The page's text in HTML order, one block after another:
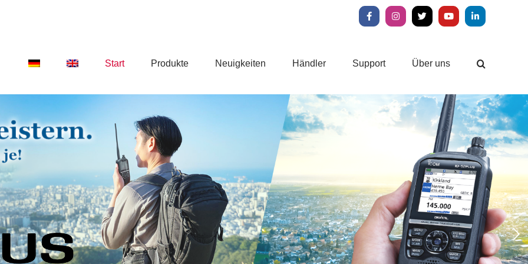
FacebookInstagram
X YouTubeLinkedIn
Start Produkte Neuigkeiten Händler Support Über uns